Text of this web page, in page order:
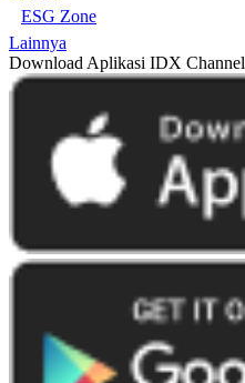
ESG Zone
Lainnya
Download Aplikasi IDX Channel